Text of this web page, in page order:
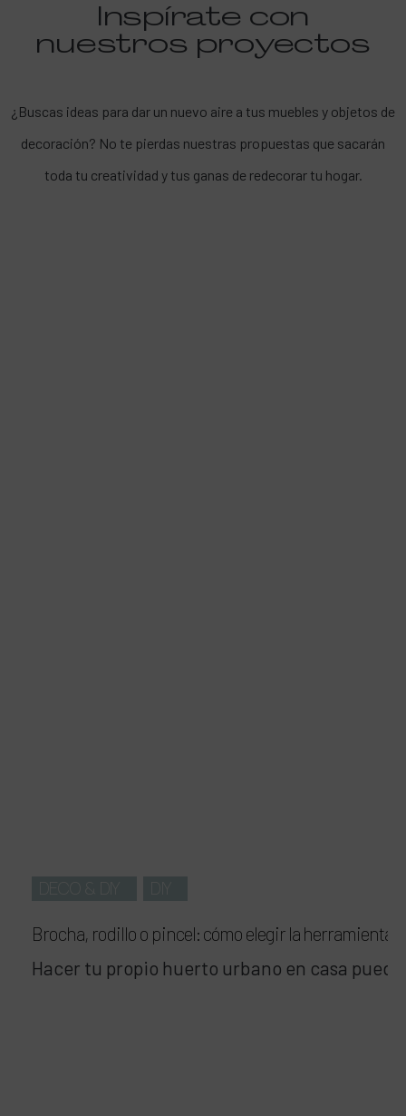
Inspírate con
nuestros proyectos
¿Buscas ideas para dar un nuevo aire a tus muebles y objetos de
decoración? No te pierdas nuestras propuestas que sacarán
toda tu creatividad y tus ganas de redecorar tu hogar.
Brocha, rodillo o pincel: cómo elegir la herramienta
Hacer tu propio huerto urbano en casa